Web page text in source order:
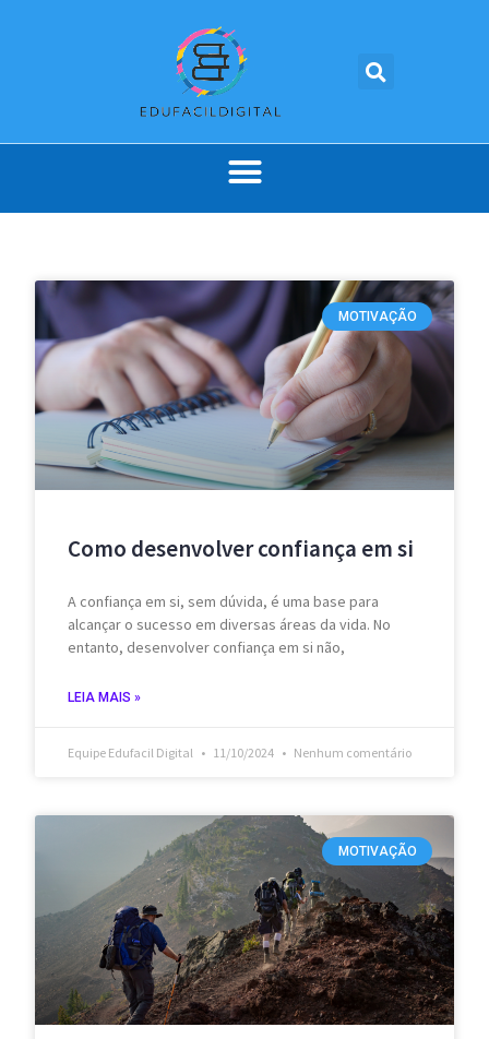
MOTIVAÇÃO
Como desenvolver confiança em si
A confiança em si, sem dúvida, é uma base para
alcançar o sucesso em diversas áreas da vida. No
entanto, desenvolver confiança em si não,
LEIA MAIS »
Equipe Edufacil Digital 11/10/2024 Nenhum comentário
MOTIVAÇÃO